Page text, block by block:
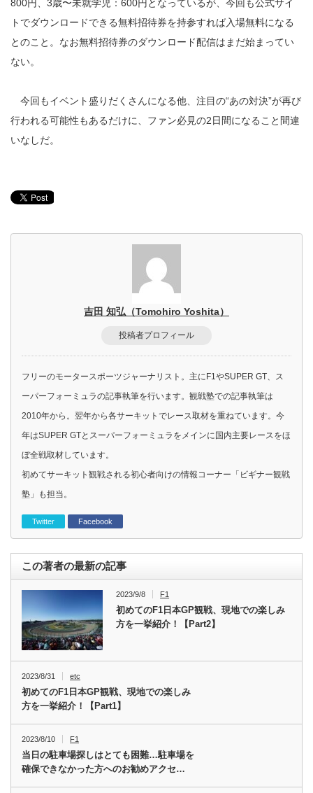
800円、3歳〜未就学児：600円となっているが、今回も公式サイ
トでダウンロードできる無料招待券を持参すれば入場無料になる
とのこと。なお無料招待券のダウンロード配信はまだ始まってい
ない。
今回もイベント盛りだくさんになる他、注目の“あの対決”が再び
行われる可能性もあるだけに、ファン必見の2日間になること間違
いなしだ。
吉田 知弘（Tomohiro Yoshita）
投稿者プロフィール
フリーのモータースポーツジャーナリスト。主にF1やSUPER GT、ス
ーパーフォーミュラの記事執筆を行います。観戦塾での記事執筆は
2010年から。翌年から各サーキットでレース取材を重ねています。今
年はSUPER GTとスーパーフォーミュラをメインに国内主要レースをほ
ぼ全戦取材しています。
初めてサーキット観戦される初心者向けの情報コーナー「ビギナー観戦
塾」も担当。
Twitter Facebook
この著者の最新の記事
2023/9/8 F1
初めてのF1日本GP観戦、現地での楽しみ
方を一挙紹介！【Part2】
2023/8/31 etc
初めてのF1日本GP観戦、現地での楽しみ
方を一挙紹介！【Part1】
2023/8/10 F1
当日の駐車場探しはとても困難…駐車場を
確保できなかった方へのお勧めアクセ…